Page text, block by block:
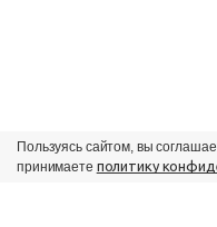
Пользуясь сайтом, вы
принимаете политику